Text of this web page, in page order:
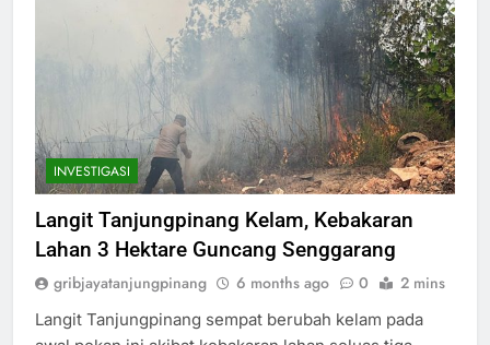
INVESTIGASI
Langit Tanjungpinang Kelam, Kebakaran
Lahan 3 Hektare Guncang Senggarang
gribjayatanjungpinang 6 months ago 0 2 mins
Langit Tanjungpinang sempat berubah kelam pada